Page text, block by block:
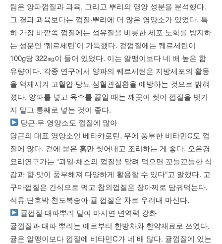
팀은 양파껍질과 과육, 그리고 뿌리의 영양 성분을 분석했다.
그 결과 과육보다는 껍질·뿌리에 더 많은 영양소가 있었다. 특
히 가장 바깥쪽 껍질에는 섬유질을 비롯한 세포 노화를 방지하
는 성분인 ‘퀘르세틴’이 가득했다. 겉껍질에는 퀘르세틴이
100g당 322㎎이 들어 있었다. 이는 알맹이보다 네 배 높은 함
유량이다. 각종 연구에서 양파의 퀘르세틴은 지방세포의 활동
을 억제시켜 고혈압·당뇨·심혈관질환을 예방하는 것으로 밝혀
졌다. 양파를 넣고 육수를 끓일 때는 깨끗이 씻어 껍질을 벗기
지 말고 통째로 넣는 것이 좋다.
당근·무 영양소도 껍질에 많아
당근의 대표 영양소인 베타카로틴, 무에 풍부한 비타민C도 껍
질에 많다. 겉에 묻은 흙만 씻어내고 조리하는 게 좋다. 오은경
요리연구가는 “과일·채소의 껍질을 말려 먹으면 꼬들꼬들한 식
감과 향·맛이 풍부해져 다양하게 활용할 수 있다”고 말했다. 고
구마껍질은 간식으로 먹고 참외껍질은 장아찌로 담궈먹는다.
석류·단호박·천도복숭아·귤 껍질은 차로 우려내 마신다.
귤껍질·대파뿌리 달여 마시면 면역력 강화
귤껍질과 대파 뿌리는 예로부터 한방차와 한약재료로 쓰였다.
귤은 알맹이보다 껍질에 비타민C가 네 배 많다. 귤껍질에 있는